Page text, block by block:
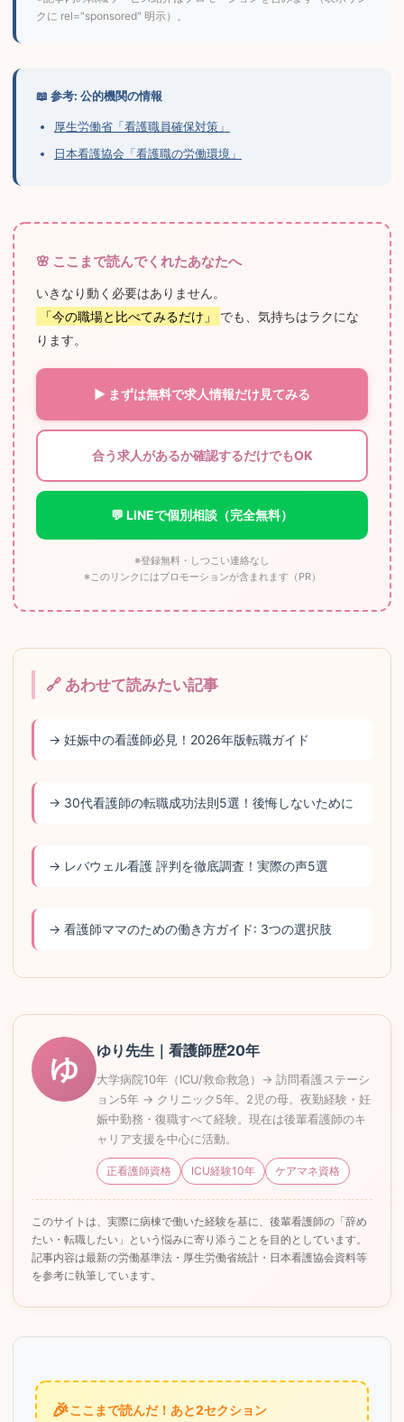
クに rel="sponsored" 明示）。
📖 参考: 公的機関の情報
厚生労働省「看護職員確保対策」
日本看護協会「看護職の労働環境」
🌸 ここまで読んでくれたあなたへ
いきなり動く必要はありません。
「今の職場と比べてみるだけ」
でも、気持ちはラクにな
ります。
▶ まずは無料で求人情報だけ見てみる
合う求人があるか確認するだけでもOK
💬 LINEで個別相談（完全無料）
※登録無料・しつこい連絡なし
※このリンクにはプロモーションが含まれます（PR）
🔗 あわせて読みたい記事
→ 妊娠中の看護師必見！2026年版転職ガイド
→ 30代看護師の転職成功法則5選！後悔しないために
→ レバウェル看護 評判を徹底調査！実際の声5選
→ 看護師ママのための働き方ガイド: 3つの選択肢
ゆ
ゆり先生｜看護師歴20年
大学病院10年（ICU/救命救急）→ 訪問看護ステーシ
ョン5年 → クリニック5年。2児の母。夜勤経験・妊
娠中勤務・復職すべて経験。現在は後輩看護師のキ
ャリア支援を中心に活動。
正看護師資格 ICU経験10年 ケアマネ資格
このサイトは、実際に病棟で働いた経験を基に、後輩看護師の「辞め
たい・転職したい」という悩みに寄り添うことを目的としています。
記事内容は最新の労働基準法・厚生労働省統計・日本看護協会資料等
を参考に執筆しています。
🎉ここまで読んだ！あと2セクション